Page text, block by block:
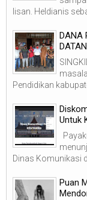
lisan. Heldianis
DANA
Pendidikan
Untuk
Dinas Komunikasi
Puan